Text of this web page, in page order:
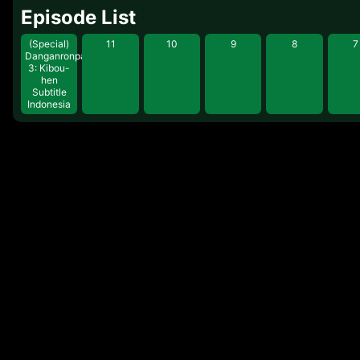
hen
Episode List
(Special)
Danganronpa
3: Kibou-
hen
Subtitle
Indonesia
11 10 9 8 7